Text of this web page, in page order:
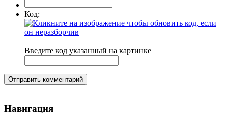
Код:
Введите код указанный на картинке
Отправить комментарий
Навигация